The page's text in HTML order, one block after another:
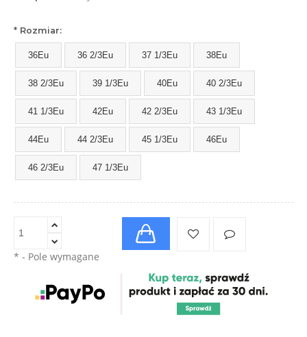
* Rozmiar:
36Eu 36 2/3Eu 37 1/3Eu 38Eu
38 2/3Eu 39 1/3Eu 40Eu 40 2/3Eu
41 1/3Eu 42Eu 42 2/3Eu 43 1/3Eu
44Eu 44 2/3Eu 45 1/3Eu 46Eu
46 2/3Eu 47 1/3Eu
* - Pole wymagane